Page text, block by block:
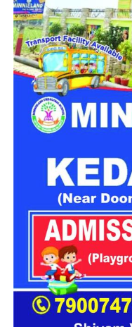
Haridwar News:
खुलासा, 3 शातिर
Uttarkashi
हादसा , खाई के
पिकअप
SOB vs MO
Dream11 Team
सचिव का बेटा
बता दें कि दिल्ली की रहने
आरोपी ने प्रभावशाली
हुए उससे करीब 4.5 लाख
आरोपी लगातार और अधिक
आरोपों के समर्थन में पर्याप्त
अलग-अलग लोगों
पूछताछ में ये बात सामने आई
पहचान बदलता था। कभी वो
कभी रक्षा मंत्रालय से जुड़ा
अधिकारी होने का दावा करता
देहरादून पुलिस ने